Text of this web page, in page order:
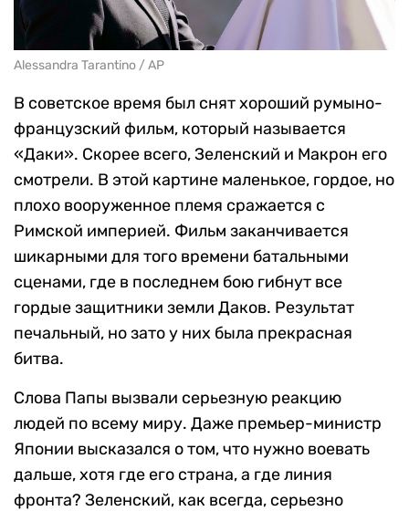
Alessandra Tarantino / AP
В советское время был снят хороший румыно-
французский фильм, который называется
«Даки». Скорее всего, Зеленский и Макрон его
смотрели. В этой картине маленькое, гордое, но
плохо вооруженное племя сражается с
Римской империей. Фильм заканчивается
шикарными для того времени батальными
сценами, где в последнем бою гибнут все
гордые защитники земли Даков. Результат
печальный, но зато у них была прекрасная
битва.
Слова Папы вызвали серьезную реакцию
людей по всему миру. Даже премьер-министр
Японии высказался о том, что нужно воевать
дальше, хотя где его страна, а где линия
фронта? Зеленский, как всегда, серьезно